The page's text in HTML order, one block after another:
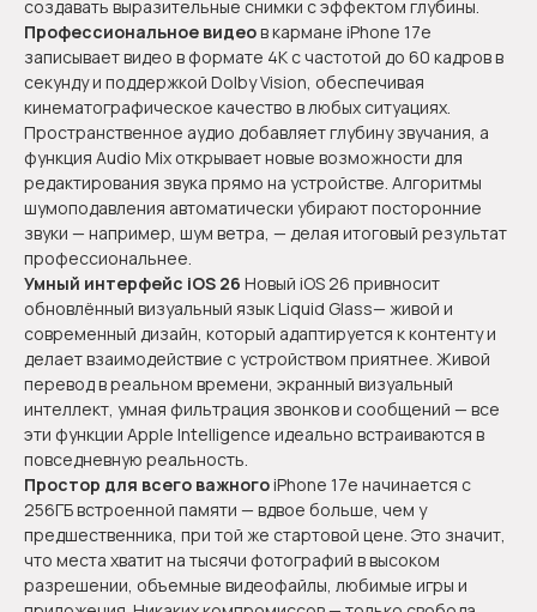
создавать выразительные снимки с эффектом глубины.
Профессиональное видеов кармане iPhone 17e
записывает видео в формате 4K с частотой до 60 кадров в
секунду и поддержкой Dolby Vision, обеспечивая
кинематографическое качество в любых ситуациях.
Пространственное аудио добавляет глубину звучания, а
функция Audio Mix открывает новые возможности для
редактирования звука прямо на устройстве. Алгоритмы
шумоподавления автоматически убирают посторонние
звуки — например, шум ветра, — делая итоговый результат
профессиональнее.
Умный интерфейс iOS 26 Новый iOS 26 привносит
обновлённый визуальный язык Liquid Glass— живой и
современный дизайн, который адаптируется к контенту и
делает взаимодействие с устройством приятнее. Живой
перевод в реальном времени, экранный визуальный
интеллект, умная фильтрация звонков и сообщений — все
эти функции Apple Intelligence идеально встраиваются в
повседневную реальность.
Простор для всего важногоiPhone 17e начинается с
256ГБ встроенной памяти — вдвое больше, чем у
предшественника, при той же стартовой цене. Это значит,
что места хватит на тысячи фотографий в высоком
разрешении, объемные видеофайлы, любимые игры и